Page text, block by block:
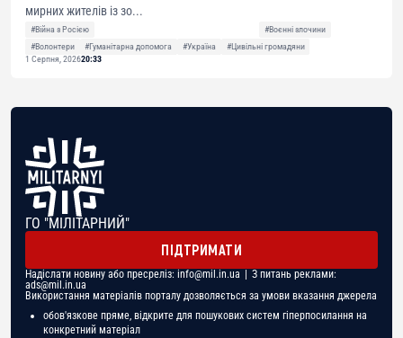
мирних жителів із зо...
#Війна з Росією
#Воєнні злочини
#Волонтери
#Гуманітарна допомога #Україна
#Цивільні громадяни
1 Серпня, 202620:33
ГО "МІЛІТАРНИЙ"
ПІДТРИМАТИ
Надіслати новину або пресреліз: info@mil.in.ua | З питань реклами:
ads@mil.in.ua
Використання матеріалів порталу дозволяється за умови вказання джерела
обов'язкове пряме, відкрите для пошукових систем гіперпосилання на
конкретний матеріал